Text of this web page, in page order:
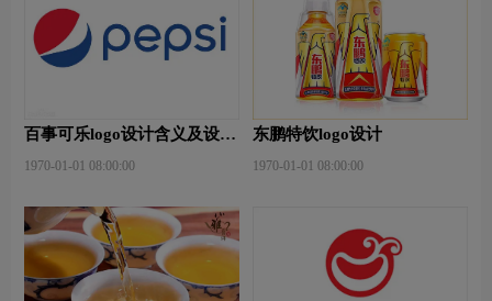
百事可乐logo设计含义及设计
1970-01-01 08:00:00
东鹏特饮logo设计
1970-01-01 08:00:00